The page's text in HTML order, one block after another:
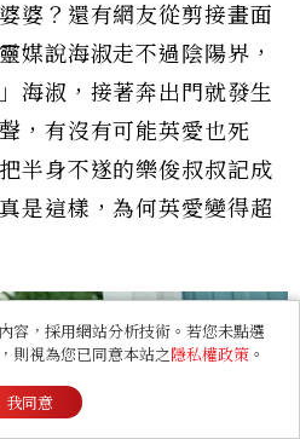
婆？還有網友從剪接畫面
媒說海淑走不過陰陽界，
海淑，接著奔出門就發生
，有沒有可能英愛也死
半身不遂的樂俊叔叔記成
是這樣，為何英愛變得超
容，採用網站分析技術。若您未點選
則視為您已同意本站之隱私權政策 。
我同意